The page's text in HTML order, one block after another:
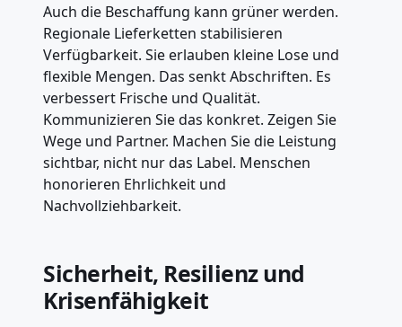
Auch die Beschaffung kann grüner werden.
Regionale Lieferketten stabilisieren
Verfügbarkeit. Sie erlauben kleine Lose und
flexible Mengen. Das senkt Abschriften. Es
verbessert Frische und Qualität.
Kommunizieren Sie das konkret. Zeigen Sie
Wege und Partner. Machen Sie die Leistung
sichtbar, nicht nur das Label. Menschen
honorieren Ehrlichkeit und
Nachvollziehbarkeit.
Sicherheit, Resilienz und
Krisenfähigkeit